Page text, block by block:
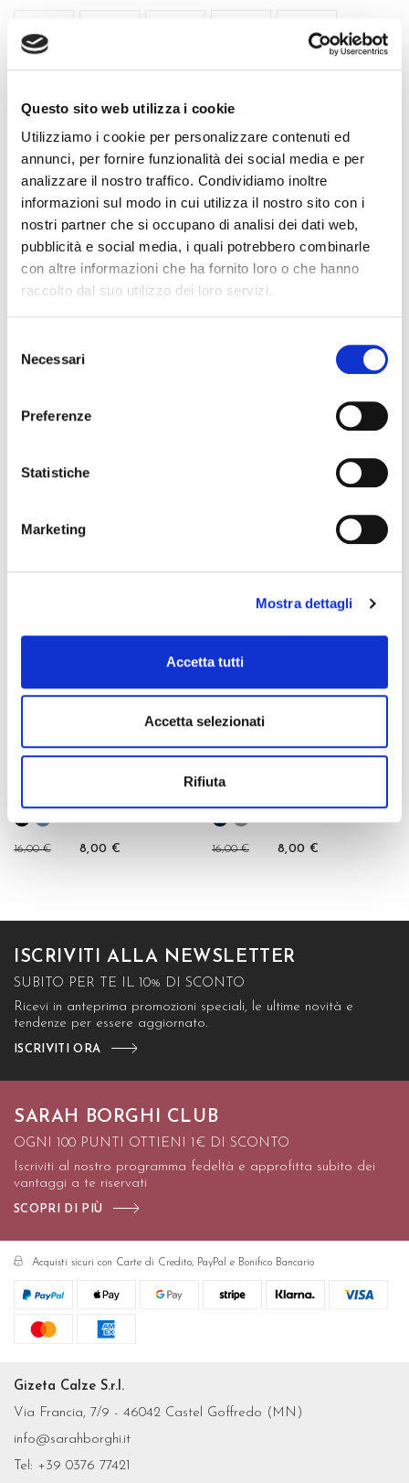
Questo sito web utilizza i cookie
Utilizziamo i cookie per personalizzare contenuti ed
annunci, per fornire funzionalità dei social media e per
analizzare il nostro traffico. Condividiamo inoltre
informazioni sul modo in cui utilizza il nostro sito con i
nostri partner che si occupano di analisi dei dati web,
pubblicità e social media, i quali potrebbero combinarle
con altre informazioni che ha fornito loro o che hanno
raccolto dal suo utilizzo dei loro servizi.
delNecessari
Preferenze
Statistiche
Marketing
Mostra dettagli
Accetta tutti
Accetta selezionati
Rifiuta
QUALITÀ MADE IN ITALY
COMPOSIZIONE E LAVAGGIO
GUIDA ALLE TAGLIE
POTREBBERO PIACERTI ANCHE
MINI CALZINO IN
favorite_border
16,00 € 8,00 €
NO SHOW IN COTONE...
16,00 € 8,00 €
favorite_border
ISCRIVITI ALLA NEWSLETTER
SUBITO PER TE IL 10% DI SCONTO
Ricevi in anteprima promozioni speciali, le ultime novità e
tendenze per essere aggiornato.
ISCRIVITI ORA
SARAH BORGHI CLUB
OGNI 100 PUNTI OTTIENI 1€ DI SCONTO
Iscriviti al nostro programma fedeltà e approfitta subito dei
vantaggi a te riservati
SCOPRI DI PIÙ
Acquisti sicuri con Carte di Credito, PayPal e Bonifico Bancario
Gizeta Calze S.r.l.
Via Francia, 7/9 - 46042 Castel Goffredo (MN)
info@sarahborghi.it
Tel: +39 0376 77421